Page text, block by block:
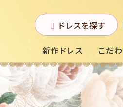
ドレスを探す
新作ドレス こだ
お母様フォーマ